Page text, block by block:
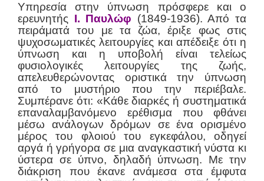
Υπηρεσία στην ύπνωση πρόσφερε και ο
ερευνητής Ι. Παυλώφ (1849-1936). Από τα
πειράματά του με τα ζώα, έριξε φως στις
ψυχοσωματικές λειτουργίες και απέδειξε ότι η
ύπνωση και η υποβολή είναι τελείως
φυσιολογικές λειτουργίες της ζωής,
απελευθερώνοντας οριστικά την ύπνωση
από το μυστήριο που την περιέβαλε.
Συμπέρανε ότι: «Κάθε διαρκές ή συστηματικά
επαναλαμβανόμενο ερέθισμα που φθάνει
μέσω ανάλογων δρόμων σε ένα ορισμένο
μέρος του φλοιού του εγκεφάλου, οδηγεί
αργά ή γρήγορα σε μια αναγκαστική νύστα κι
ύστερα σε ύπνο, δηλαδή ύπνωση. Με την
διάκριση που έκανε ανάμεσα στα έμφυτα